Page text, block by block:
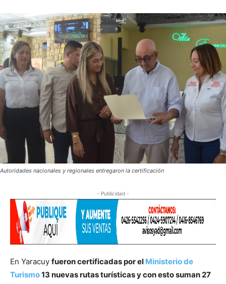
Autoridades nacionales y regionales entregaron la certificación
- Publicidad -
En Yaracuy fueron certificadas por el Ministerio de
Turismo13 nuevas rutas turísticas y con esto suman 27